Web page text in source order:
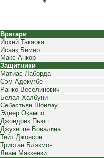
Вратари
Йохей Такаока
Исаак Бёмер
Макс Анкор
Защитники
Матиас Лаборда
Сэм Адекугбе
Ранко Веселинович
Белал Халбуни
Себастьян Шонлау
Эдиер Окампо
Джоедрик Пьюп
Джузеппе Бовалина
Тейт Джонсон
Тристан Блэкмон
Лиам Маккензи